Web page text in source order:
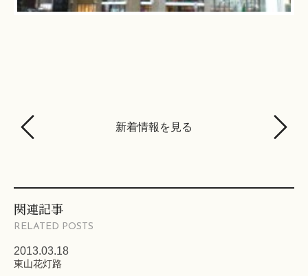
新着情報を見る
関連記事
RELATED POSTS
2013.03.18
東山花灯路